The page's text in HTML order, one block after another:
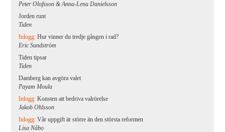
Peter Olofsson & Anna-Lena Danielsson
Jorden runt
Tiden
Inlogg:Hur vinner du tredje gången i rad?
Eric Sundström
Tiden tipsar
Tiden
Damberg kan avgöra valet
Payam Moula
Inlogg:Konsten att bedriva valrörelse
Jakob Ohlsson
Inlogg:Vår uppgift är större än den största reformen
Lisa Nåbo